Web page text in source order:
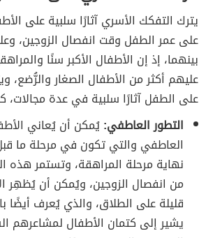
يترك التفكك الأسري آثارًا سلبية على
على عمر الطفل وقت انفصال الزوجين،
بينهما، إذ إن الأطفال الأكبر سنًا
عليهم أكثر من الأطفال الصغار والرُّضع،
على الطفل آثارًا سلبية في عدة مجالات،
التطور العاطفي:يُمكن أن يُعاني
العاطفي والتي تكون في مرحلة ما
نهاية مرحلة المراهقة، وتستمر هذه
من انفصال الزوجين، ويُمكن أن يُظهِر
قليلة على الطلاق، والذي يُعرف أيضًا
يشير إلى كتمان الأطفال لمشاعرهم